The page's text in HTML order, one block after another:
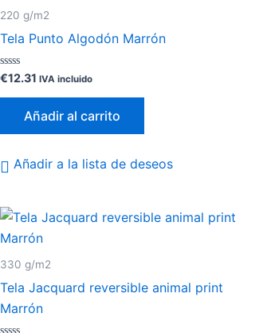
220 g/m2
Tela Punto Algodón Marrón
Valorado
0
€12.31 IVA incluido
Añadir al carrito
Añadir a la lista de deseos
330 g/m2
Tela Jacquard reversible animal print
Marrón